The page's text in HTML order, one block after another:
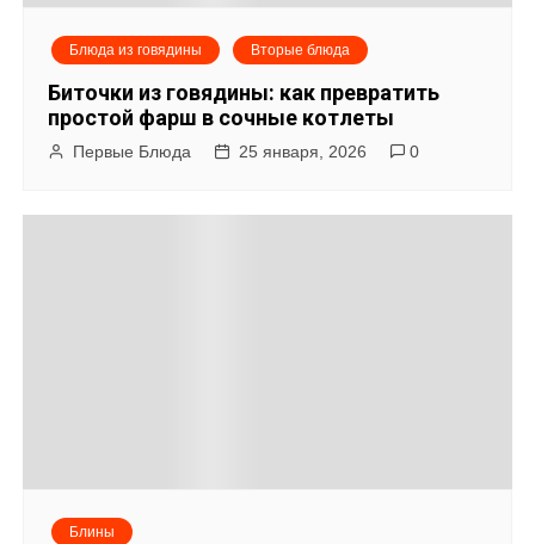
м
Блюда из говядины Вторые блюда
Биточки из говядины: как превратить
простой фарш в сочные котлеты
Первые Блюда 25 января, 2026 0
Блины